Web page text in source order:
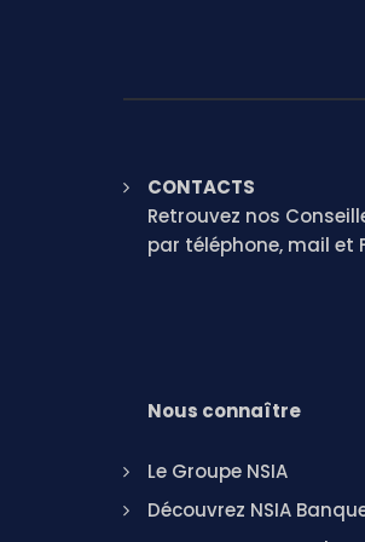
CONTACTS
Retrouvez nos
par téléphone, mail et
Nous connaître
Le Groupe NSIA
Découvrez NSIA